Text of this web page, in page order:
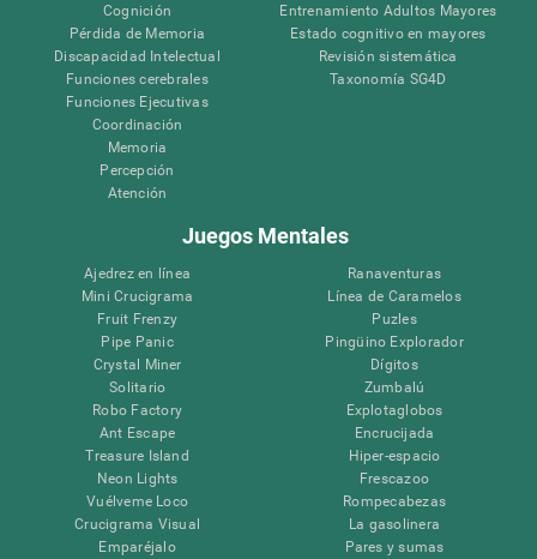
Cognición
Pérdida de Memoria
Discapacidad Intelectual
Funciones cerebrales
Funciones Ejecutivas
Coordinación
Memoria
Percepción
Atención
Entrenamiento Adultos Mayores
Estado cognitivo en mayores
Revisión sistemática
Taxonomía SG4D
Juegos Mentales
Ajedrez en línea
Mini Crucigrama
Fruit Frenzy
Pipe Panic
Crystal Miner
Solitario
Robo Factory
Ant Escape
Treasure Island
Neon Lights
Vuélveme Loco
Crucigrama Visual
Emparéjalo
Ranaventuras
Línea de Caramelos
Puzles
Pingüino Explorador
Dígitos
Zumbalú
Explotaglobos
Encrucijada
Hiper-espacio
Frescazoo
Rompecabezas
La gasolinera
Pares y sumas